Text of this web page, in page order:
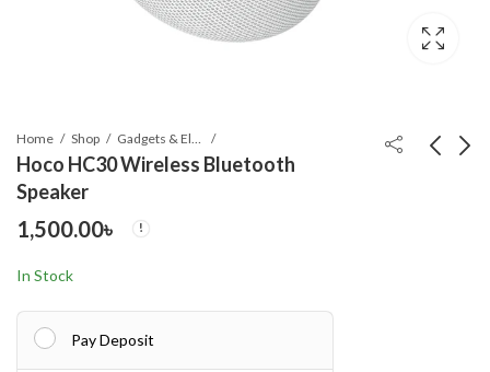
Home Shop Gadgets & Electronics
Hoco HC30 Wireless Bluetooth
Speaker
1,500.00৳
In Stock
Pay Deposit